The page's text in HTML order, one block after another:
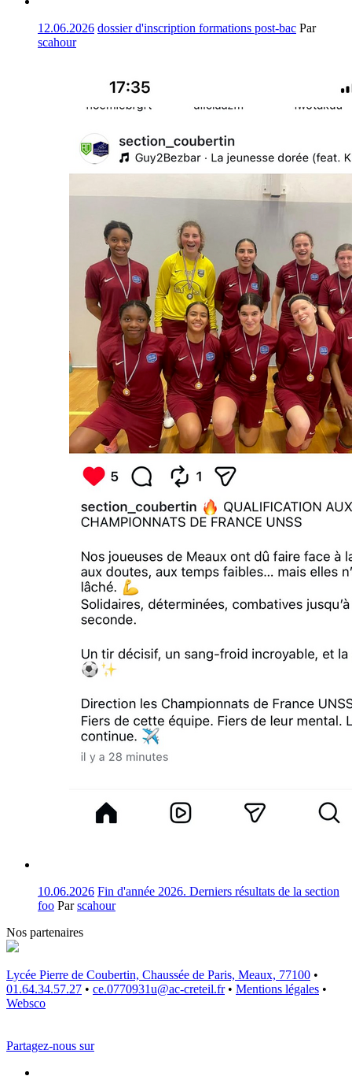
12.06.2026 dossier d'inscription formations post-bac Par
scahour
10.06.2026 Fin d'année 2026. Derniers résultats de la section
foo Parscahour
Nos partenaires
Lycée Pierre de Coubertin, Chaussée de Paris, Meaux, 77100 •
01.64.34.57.27 • ce.0770931u@ac-creteil.fr • Mentions légales •
Websco
Partagez-nous sur